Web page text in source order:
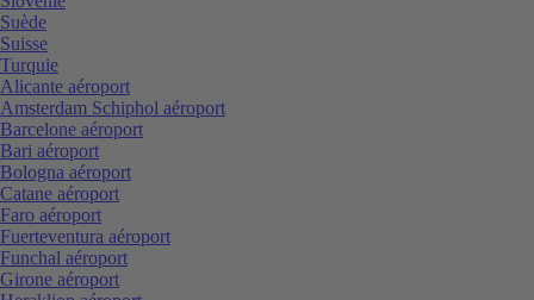
Suède
Suisse
Turquie
Alicante aéroport
Amsterdam Schiphol aéroport
Barcelone aéroport
Bari aéroport
Bologna aéroport
Catane aéroport
Faro aéroport
Fuerteventura aéroport
Funchal aéroport
Girone aéroport